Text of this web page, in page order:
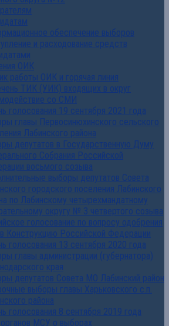
обеспечение выборов
и расходование средств
ОИК
работы ОИК и горячая линия
ТИК (УИК) входящих в округ
со СМИ
голосования 19 сентября 2021 года
главы Первосинюхинского сельского
Лабинского района
депутатов в Государственную Думу
Собрания Российской
восьмого созыва
выборы депутатов Совета
городского поселения Лабинского
по Лабинскому четырехмандатному
округу № 3 четвертого созыва
голосование по вопросу одобрения
Конструкцию Российской Федерации
голосования 13 сентября 2020 года
главы администрации (губернатора)
края
депутатов Совета МО Лабинский район
выборы главы Харьковского с.п.
района
голосования 8 сентября 2019 года
МСУ о выборах